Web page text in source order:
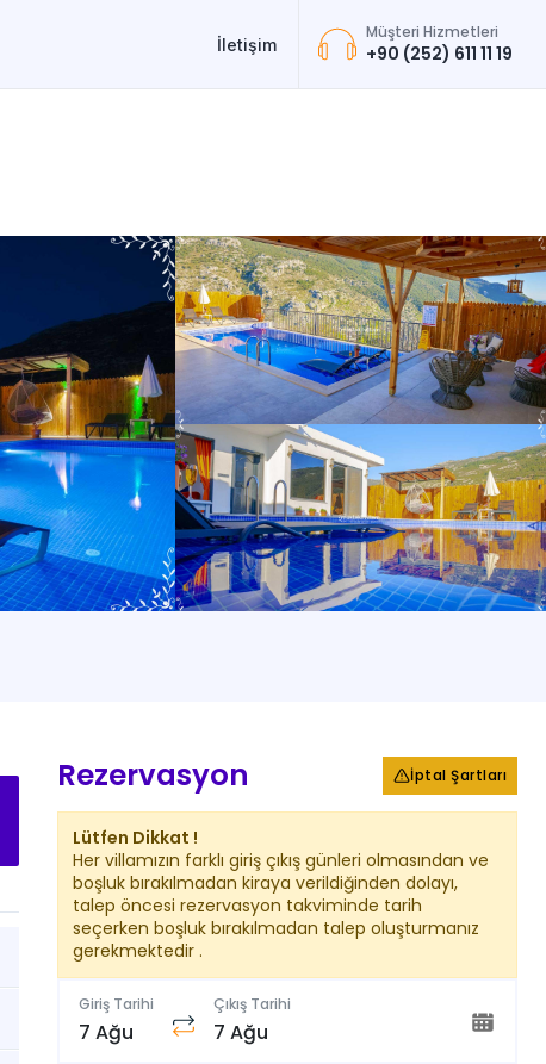
İletişim
Müşteri Hizmetleri
+90 (252) 611 11 19
Rezervasyon İptal Şartları
Lütfen Dikkat !
Her villamızın farklı giriş çıkış günleri olmasından ve
boşluk bırakılmadan kiraya verildiğinden dolayı,
talep öncesi rezervasyon takviminde tarih
seçerken boşluk bırakılmadan talep oluşturmanız
gerekmektedir .
Giriş Tarihi
7 Ağu
Çıkış Tarihi
7 Ağu